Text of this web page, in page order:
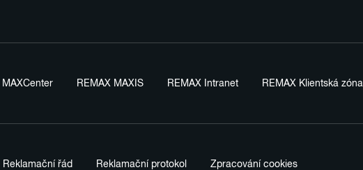
MAXCenter REMAX MAXIS REMAX Intranet REMAX Klientská zóna
Reklamační řád Reklamační protokol Zpracování cookies